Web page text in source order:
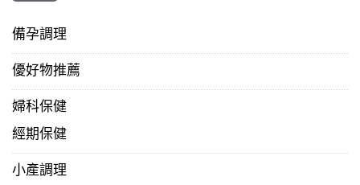
備孕調理
優好物推薦
婦科保健
經期保健
小產調理